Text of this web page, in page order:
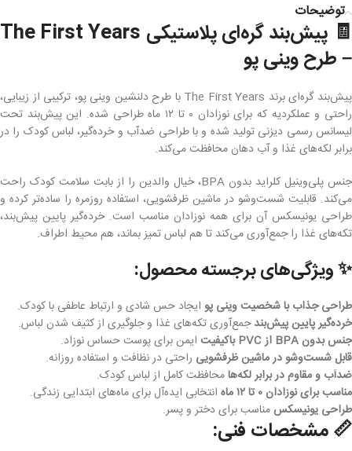
توضیحات
🧾 پیش‌بند گره‌ای پلاستیکی The First Years
– طرح وینی پو
پیش‌بند گره‌ای برند The First Years با طرح دلنشین وینی پو، ترکیبی از زیبایی،
راحتی و عملکردیه که برای نوزادان ۰ تا ۱۲ ماه طراحی شده. این پیش‌بند تحت
لیسانس رسمی دیزنی تولید شده و با طراحی ضدآب و خرده‌گیر، لباس کودک را در
برابر لکه‌های غذا و آب دهان محافظت می‌کند.
جنس پلی‌وینیل کلراید بدون BPA، خیال والدین را از بابت سلامت کودک راحت
می‌کند. قابلیت شست‌وشو در ماشین ظرفشویی، استفاده روزمره را ساده‌تر کرده و
طراحی یونیسکس آن برای همه نوزادان مناسب است. خرده‌گیر پایین پیش‌بند،
تکه‌های غذا را جمع‌آوری می‌کند تا هم لباس تمیز بماند، هم محیط اطراف.
✨ ویژگی‌های برجسته محصول:
طراحی جذاب با شخصیت وینی پو ایجاد حس شادی و ارتباط عاطفی با کودک.
خرده‌گیر پایین پیش‌بندجمع‌آوری تکه‌های غذا و جلوگیری از کثیف شدن لباس.
جنس بدون BPA از PVC باکیفیت
ایمن برای پوست حساس نوزاد.
قابل شست‌وشو در ماشین ظرفشویی راحتی در نظافت و استفاده روزانه.
ضدآب و مقاوم در برابر لکه‌هامحافظت کامل از لباس کودک.
مناسب برای نوزادان ۰ تا ۱۲ ماه
انتخابی ایده‌آل برای ماه‌های ابتدایی زندگی.
طراحی یونیسکس مناسب برای دختر و پسر.
📏 مشخصات فنی: